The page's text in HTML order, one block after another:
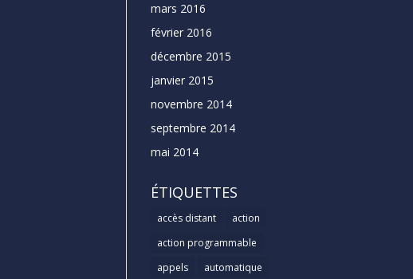
mars 2016
février 2016
décembre 2015
janvier 2015
novembre 2014
septembre 2014
mai 2014
ÉTIQUETTES
accès distant
action
action programmable
appels
automatique